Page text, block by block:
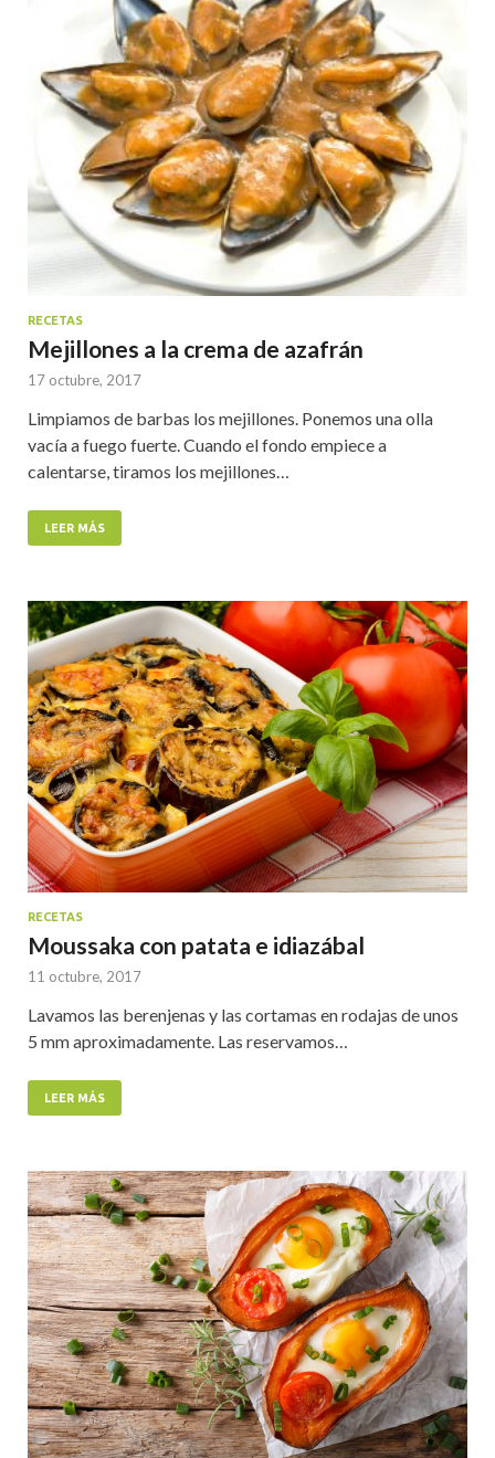
RECETAS
Mejillones a la crema de azafrán
17 octubre, 2017
Limpiamos de barbas los mejillones. Ponemos una olla
vacía a fuego fuerte. Cuando el fondo empiece a
calentarse, tiramos los mejillones…
LEER MÁS
RECETAS
Moussaka con patata e idiazábal
11 octubre, 2017
Lavamos las berenjenas y las cortamas en rodajas de unos
5 mm aproximadamente. Las reservamos…
LEER MÁS